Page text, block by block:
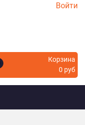
Войти
Корзина
0 руб